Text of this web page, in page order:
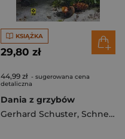
KSIĄŻKA
29,80 zł
44,99 zł - sugerowana cena
detaliczna
Dania z grzybów
Gerhard Schuster, Schneider Christine